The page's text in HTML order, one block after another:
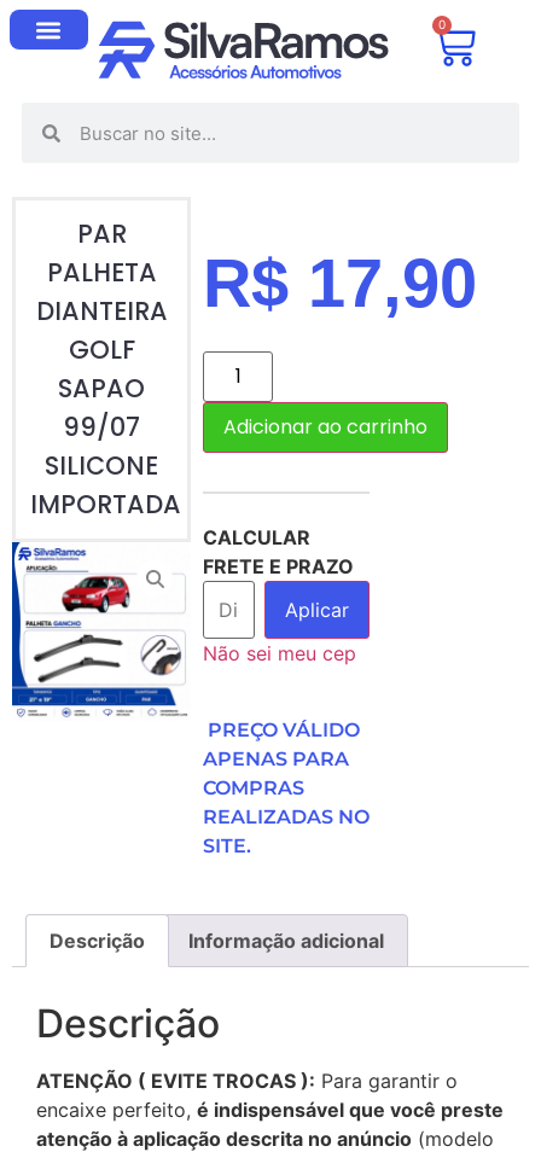
0
PAR
PALHETA
DIANTEIRA
GOLF
SAPAO
99/07
SILICONE
IMPORTADA
R$ 17,90
Adicionar ao carrinho
CALCULAR
FRETE E PRAZO
Aplicar
Não sei meu cep
PREÇO VÁLIDO
APENAS PARA
COMPRAS
REALIZADAS NO
SITE.
Descrição Informação adicional
Descrição
ATENÇÃO ( EVITE TROCAS ): Para garantir o
encaixe perfeito, é indispensável que você preste
atenção à aplicação descrita no anúncio (modelo